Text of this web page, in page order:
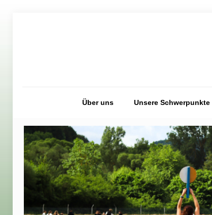
Über uns Unsere Schwerpunkte